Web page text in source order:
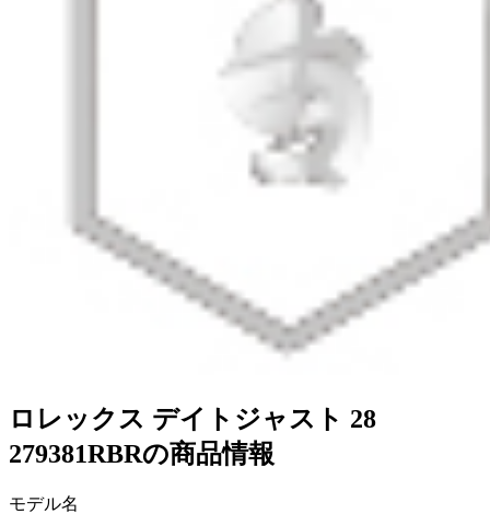
ロレックス デイトジャスト 28
279381RBRの商品情報
モデル名